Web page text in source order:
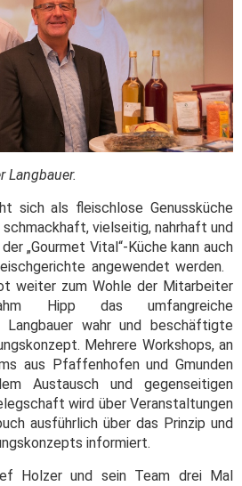
Langbauer.
sich als fleischlose Genussküche
vielseitig, nahrhaft und
„Gourmet Vital“-Küche kann auch
angewendet werden.
weiter zum Wohle der Mitarbeiter
Hipp das umfangreiche
Langbauer wahr und beschäftigte
Mehrere Workshops, an
aus Pfaffenhofen und Gmunden
Austausch und gegenseitigen
wird über Veranstaltungen
ausführlich über das Prinzip und
informiert.
Holzer und sein Team drei Mal